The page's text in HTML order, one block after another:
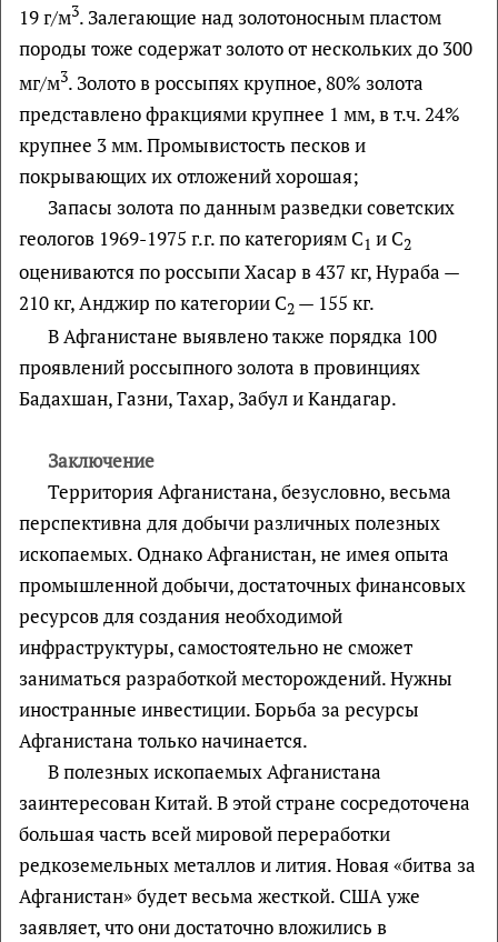
19 г/м3. Залегающие над золотоносным пластом
породы тоже содержат золото от нескольких до 300
мг/м3. Золото в россыпях крупное, 80% золота
представлено фракциями крупнее 1 мм, в т.ч. 24%
крупнее 3 мм. Промывистость песков и
покрывающих их отложений хорошая;
Запасы золота по данным разведки советских
геологов 1969-1975 г.г. по категориям С1 и С2
оцениваются по россыпи Хасар в 437 кг, Нураба —
210 кг, Анджир по категории С2 — 155 кг.
В Афганистане выявлено также порядка 100
проявлений россыпного золота в провинциях
Бадахшан, Газни, Тахар, Забул и Кандагар.
Заключение
Территория Афганистана, безусловно, весьма
перспективна для добычи различных полезных
ископаемых. Однако Афганистан, не имея опыта
промышленной добычи, достаточных финансовых
ресурсов для создания необходимой
инфраструктуры, самостоятельно не сможет
заниматься разработкой месторождений. Нужны
иностранные инвестиции. Борьба за ресурсы
Афганистана только начинается.
В полезных ископаемых Афганистана
заинтересован Китай. В этой стране сосредоточена
большая часть всей мировой переработки
редкоземельных металлов и лития. Новая «битва за
Афганистан» будет весьма жесткой. США уже
заявляет, что они достаточно вложились в